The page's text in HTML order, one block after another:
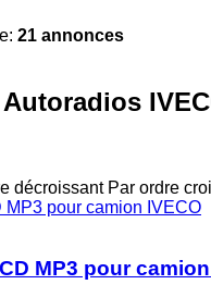
21 annonces
Autoradios
décroissant Par ordre
MP3 pour camion